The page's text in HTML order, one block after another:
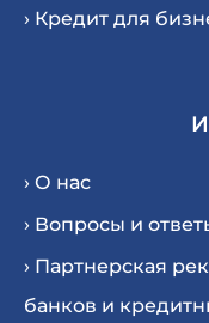
› Кредит для
› О нас
› Вопросы и
› Партнерская
банков и